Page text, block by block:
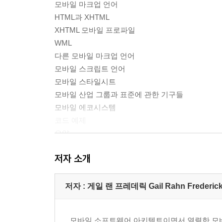
모바일 마크업 언어
HTML과 XHTML
XHTML 모바일 프로파일
WML
다른 모바일 마크업 언어
모바일 스크립트 언어
모바일 스타일시트
모바일 산업 그룹과 표준에 관한 기구들
모바일 에코시스템
요약
2장 모바일 웹 개발 환경 구축하기
추천 IDE
모바일 MIME 유형
저자 소개
저자 : 게일 랜 프레데릭 Gail Rahn